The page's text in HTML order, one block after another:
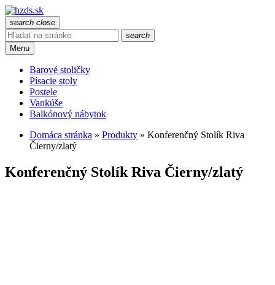
search close
search
Menu
Barové stoličky
Písacie stoly
Postele
Vankúše
Balkónový nábytok
Domáca stránka » Produkty » Konferenčný Stolík Riva
Čierny/zlatý
Konferenčný Stolík Riva Čierny/zlatý